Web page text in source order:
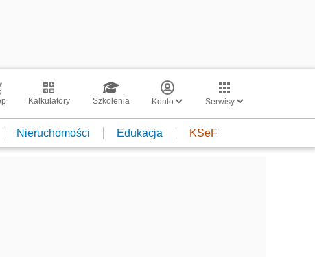
Kalkulatory Szkolenia Konto Serwisy
Nieruchomości Edukacja KSeF